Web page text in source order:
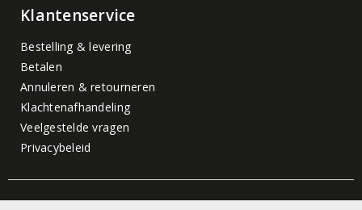
Klantenservice
Bestelling & levering
Betalen
Annuleren & retourneren
Klachtenafhandeling
Veelgestelde vragen
Privacybeleid